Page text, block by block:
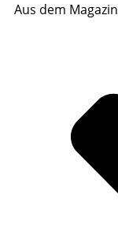
Aus dem Magazin